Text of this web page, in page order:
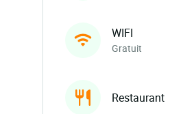
WIFI
Gratuit
Restaurant